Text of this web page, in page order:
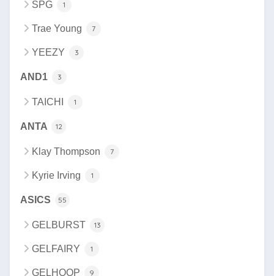
SPG 1
Trae Young 7
YEEZY 3
AND1 3
TAICHI 1
ANTA 12
Klay Thompson 7
Kyrie Irving 1
ASICS 55
GELBURST 13
GELFAIRY 1
GELHOOP 9